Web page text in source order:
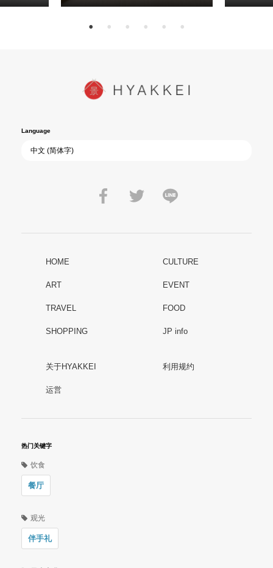
Language
HOME CULTURE
ART EVENT
TRAVEL FOOD
SHOPPING JP info
关于HYAKKEI 利用规约
运営
热门关键字
饮食
餐厅
观光
伴手礼